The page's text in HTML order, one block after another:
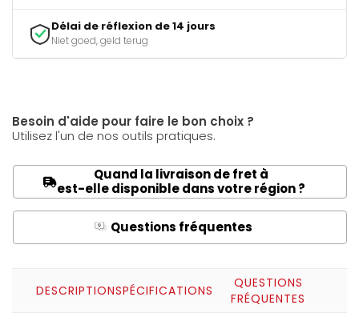
Délai de réflexion de 14 jours
Niet goed, geld terug
Besoin d'aide pour faire le bon choix ?
Utilisez l'un de nos outils pratiques.
Quand la livraison de fret à
est-elle disponible dans votre région ?
Q Questions fréquentes
DESCRIPTIONSPÉCIFICATIONS
QUESTIONS
FRÉQUENTES